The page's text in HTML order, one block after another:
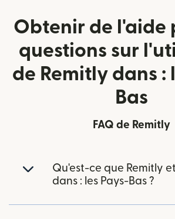
Obtenir de l'aide
questions sur
de Remitly dans :
Bas
FAQ de Remitly
Qu'est-ce que Remitly
dans : les Pays-Bas ?